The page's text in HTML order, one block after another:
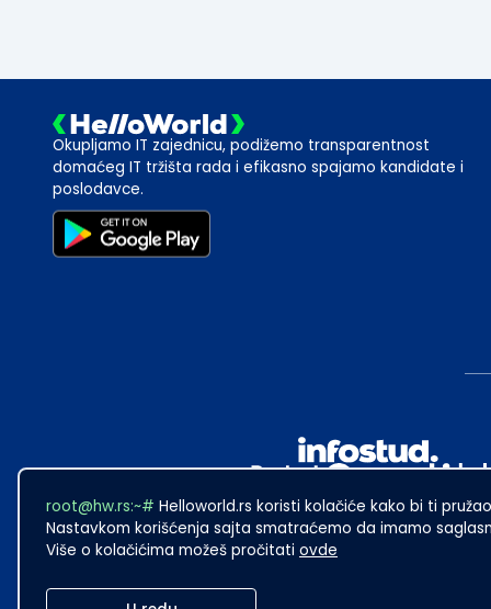
root@hw.rs:~# Helloworld.rs koristi kolačiće kako bi ti
Nastavkom korišćenja sajta smatraćemo da imamo
Više o kolačićima možeš pročitati ovde
Okupljamo IT zajednicu, podižemo transparentnost
domaćeg IT tržišta rada i efikasno spajamo kandidate i
poslodavce.